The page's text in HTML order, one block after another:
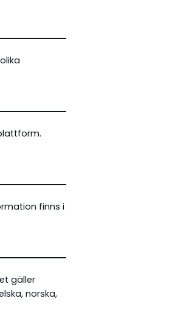
finns i
gäller
norska,